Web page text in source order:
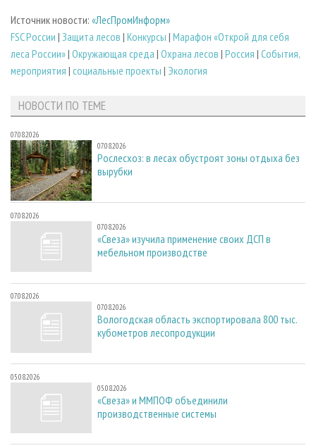
Источник новости: «ЛесПромИнформ»
FSC России | Защита лесов | Конкурсы | Марафон «Открой для себя
леса России»| Окружающая среда | Охрана лесов | Россия | События,
мероприятия | социальные проекты | Экология
НОВОСТИ ПО ТЕМЕ
07.08.2026
07.08.2026
Рослесхоз: в лесах обустроят зоны отдыха без
вырубки
07.08.2026
07.08.2026
«Свеза» изучила применение своих ДСП в
мебельном производстве
07.08.2026
07.08.2026
Вологодская область экспортировала 800 тыс.
кубометров лесопродукции
05.08.2026
05.08.2026
«Свеза» и ММПОФ объединили
производственные системы